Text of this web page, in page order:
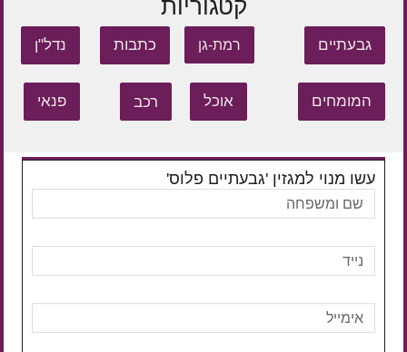
קטגוריות
גבעתיים רמת-גן כתבות נדל"ן
המומחים אוכל רכב פנאי
עשו מנוי למגזין 'גבעתיים פלוס'